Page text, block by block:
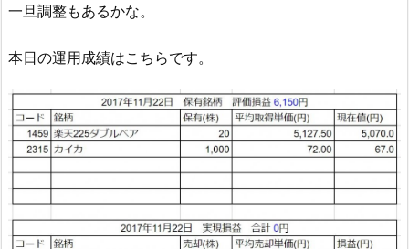
一旦調整もあるかな。
本日の運用成績はこちらです。